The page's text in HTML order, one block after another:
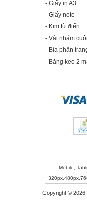
- Giấy in A3
- Giấy note
- Kim từ điển
- Vải nhám
- Bìa phân
- Băng keo 2
Mobile,
Copyright © 2026